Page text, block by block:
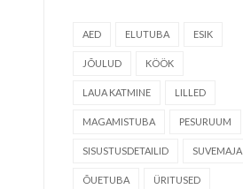
AED ELUTUBA ESIK
JÕULUD KÖÖK
LAUA KATMINE LILLED
MAGAMISTUBA PESURUUM
SISUSTUSDETAILID SUVEMAJA
ÕUETUBA ÜRITUSED